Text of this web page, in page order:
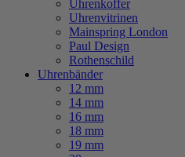
Uhrenkoffer
Uhrenvitrinen
Mainspring London
Paul Design
Rothenschild
Uhrenbänder
12 mm
14 mm
16 mm
18 mm
19 mm